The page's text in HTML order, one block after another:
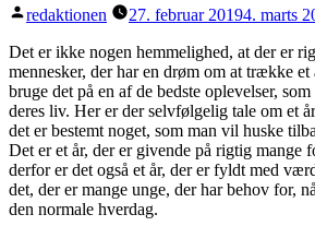
Posted
redaktionen 27. februar 20194. marts
Det er ikke nogen hemmelighed, at der er
mennesker, der har en drøm om at trække
bruge det på en af de bedste oplevelser,
deres liv. Her er der selvfølgelig tale om et
det er bestemt noget, som man vil huske
Det er et år, der er givende på rigtig mange
derfor er det også et år, der er fyldt med
det, der er mange unge, der har behov for,
den normale hverdag.